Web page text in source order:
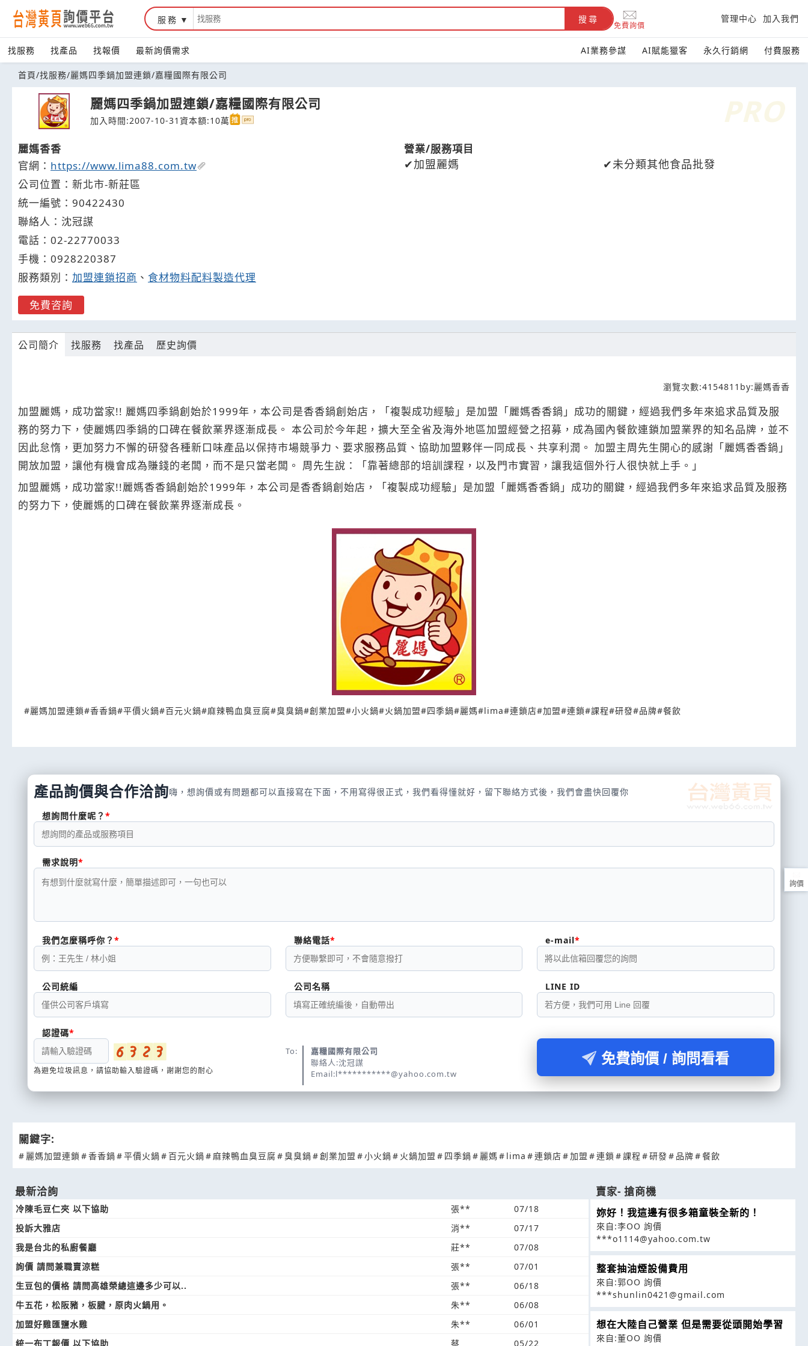
台灣黃頁詢價平台
服務 搜尋
免費詢價
管理中心 加入我們
找服務 找產品 找報價 最新詢價需求 AI業務參謀 AI賦能獵客 永久行銷網 付費服務
首頁/找服務/麗媽四季鍋加盟連鎖/嘉糧國際有限公司
麗媽四季鍋加盟連鎖/嘉糧國際有限公司
加入時間:2007-10-31 資本額:10萬
麗媽香香
官網： https://www.lima88.com.tw
公司位置：新北市-新莊區
統一編號：90422430
聯絡人：沈冠謀
電話： 02-22770033
手機： 0928220387
服務類別： 加盟連鎖招商 、 食材物料配料製造代理
免費咨詢
營業/服務項目
加盟麗媽 未分類其他食品批發
公司簡介 找服務 找產品 歷史詢價
瀏覽次數:4154811 by:麗媽香香
加盟麗媽，成功當家!! 麗媽四季鍋創始於1999年，本公司是香香鍋創始店，「複製成功經驗」是加盟「麗媽香香鍋」成功的關鍵，經過我們多年來追求品質及服
務的努力下，使麗媽四季鍋的口碑在餐飲業界逐漸成長。 本公司於今年起，擴大至全省及海外地區加盟經營之招募，成為國內餐飲連鎖加盟業界的知名品牌，並不
因此怠惰，更加努力不懈的研發各種新口味產品以保持市場競爭力、要求服務品質、協助加盟夥伴一同成長、共享利潤。 加盟主周先生開心的感謝「麗媽香香鍋」
開放加盟，讓他有機會成為賺錢的老闆，而不是只當老闆。 周先生說：「靠著總部的培訓課程，以及門市實習，讓我這個外行人很快就上手。」
加盟麗媽，成功當家!!麗媽香香鍋創始於1999年，本公司是香香鍋創始店，「複製成功經驗」是加盟「麗媽香香鍋」成功的關鍵，經過我們多年來追求品質及服務
的努力下，使麗媽的口碑在餐飲業界逐漸成長。
#麗媽加盟連鎖#香香鍋#平價火鍋#百元火鍋#麻辣鴨血臭豆腐#臭臭鍋#創業加盟#小火鍋#火鍋加盟#四季鍋#麗媽#lima#連鎖店#加盟#連鎖#課程#研發#品牌#餐飲
產品詢價與合作洽詢嗨，想詢價或有問題都可以直接寫在下面，不用寫得很正式，我們看得懂就好，留下聯絡方式後，我們會盡快回覆你
想詢問什麼呢？
需求說明
我們怎麼稱呼你？ 聯絡電話 e-mail
公司統編 公司名稱 LINE ID
認證碼
為避免垃圾訊息，請協助輸入驗證碼，謝謝您的耐心
To:
嘉糧國際有限公司
聯絡人:沈冠謀
Email:l***********@yahoo.com.tw
免費詢價 / 詢問看看
關鍵字:
# 麗媽加盟連鎖 #香香鍋#平價火鍋# 百元火鍋#麻辣鴨血臭豆腐# 臭臭鍋#創業加盟 #小火鍋# 火鍋加盟 # 四季鍋# 麗媽# lima #連鎖店#加盟 #連鎖 #課程 #研發# 品牌#餐飲
最新洽詢
冷陳毛豆仁夾 以下協助 張**
07/18
投訴大雅店
消**
07/17
我是台北的私廚餐廳
莊**
07/08
詢價 請問兼職賣涼糕
張**
07/01
生豆包的價格 請問高雄榮總這邊多少可以..
張**
06/18
牛五花，松阪豬，板腱，原肉火鍋用。
朱**
06/08
加盟好雞匯鹽水雞
朱**
06/01
統一布丁報價 以下協助
蔡
05/22
賣家- 搶商機
妳好！我這邊有很多箱童裝全新的！
來自:李OO 詢價
***o1114@yahoo.com.tw
整套抽油煙設備費用
來自:郭OO 詢價
***shunlin0421@gmail.com
想在大陸自己營業 但是需要從頭開始學習
來自:董OO 詢價
詢價